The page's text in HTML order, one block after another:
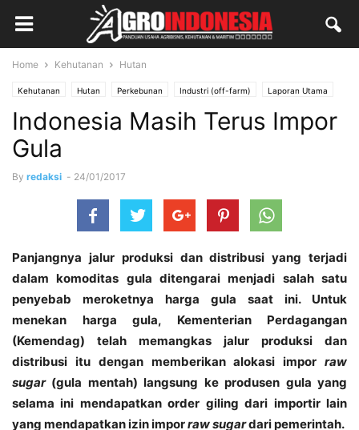
Home Kehutanan Hutan
Kehutanan Hutan Perkebunan Industri (off-farm) Laporan Utama
Indonesia Masih Terus Impor
Gula
By redaksi - 24/01/2017
Panjangnya jalur produksi dan distribusi yang terjadi
dalam komoditas gula ditengarai menjadi salah satu
penyebab meroketnya harga gula saat ini. Untuk
menekan harga gula, Kementerian Perdagangan
(Kemendag) telah memangkas jalur produksi dan
distribusi itu dengan memberikan alokasi impor raw
sugar(gula mentah) langsung ke produsen gula yang
selama ini mendapatkan order giling dari importir lain
yang mendapatkan izin imporraw sugardari pemerintah.